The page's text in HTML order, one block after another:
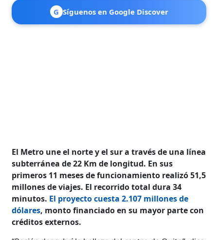
G Síguenos en Google Discover
El Metro une el norte y el sur a través de una línea
subterránea de 22 Km de longitud. En sus
primeros 11 meses de funcionamiento realizó 51,5
millones de viajes. El recorrido total dura 34
minutos. El proyecto cuesta 2.107 millones de
dólares, monto financiado en su mayor parte con
créditos externos.